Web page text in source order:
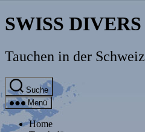
Direkt
zum
wechseln
SWISS DIVERS
Tauchen in der Schweiz
Suche
Menü
Home